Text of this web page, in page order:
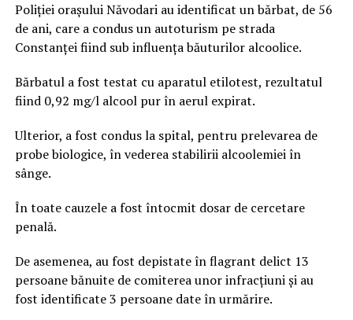
Poliției orașului Năvodari au identificat un bărbat, de 56
de ani, care a condus un autoturism pe strada
Constanței fiind sub influența băuturilor alcoolice.
Bărbatul a fost testat cu aparatul etilotest, rezultatul
fiind 0,92 mg/l alcool pur în aerul expirat.
Ulterior, a fost condus la spital, pentru prelevarea de
probe biologice, în vederea stabilirii alcoolemiei în
sânge.
În toate cauzele a fost întocmit dosar de cercetare
penală.
De asemenea, au fost depistate în flagrant delict 13
persoane bănuite de comiterea unor infracțiuni și au
fost identificate 3 persoane date în urmărire.